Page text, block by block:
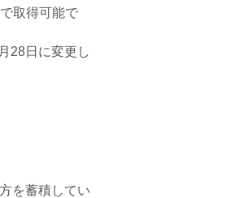
取得可能で
28日に変更し
を蓄積してい